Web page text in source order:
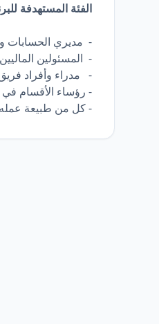
الفئة المستهدفة
- مديري الحسابات
- المسئولين
- مدراء وأفراد
- رؤساء الأقسام
- كل من طبيعة عمله